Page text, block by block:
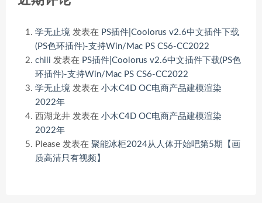
学无止境 发表在 PS插件|Coolorus v2.6中文插件下载
(PS色环插件)-支持Win/Mac PS CS6-CC2022
chili 发表在 PS插件|Coolorus v2.6中文插件下载(PS色
环插件)-支持Win/Mac PS CS6-CC2022
学无止境 发表在 小木C4D OC电商产品建模渲染
2022年
西湖龙井 发表在 小木C4D OC电商产品建模渲染
2022年
Please 发表在 聚能冰柜2024从人体开始吧第5期【画
质高清只有视频】